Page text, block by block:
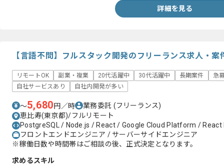
詳細を見る
【言語不問】フルスタック開発のフリーランス求人・案
リモートOK 副業・複業 20代活躍中 30代活躍中 長期案件
急
自社サービスあり
自社内開発が多い
〜5,680円／時 業務委託 (フリーランス)
恵比寿(東京都)/フルリモート
PostgreSQL / Node.js / React / Google Cloud Platform /
フロントエンドエンジニア / サーバーサイドエンジニア
※稼働日数や時間帯はご相談の後、正式決定となります。
求めるスキル